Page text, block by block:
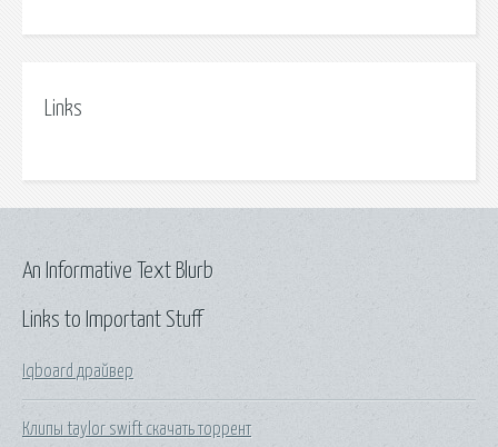
Links
Links to Important Stuff
Iqboard драйвер
Клипы taylor swift скачать торрент
An Informative Text Blurb